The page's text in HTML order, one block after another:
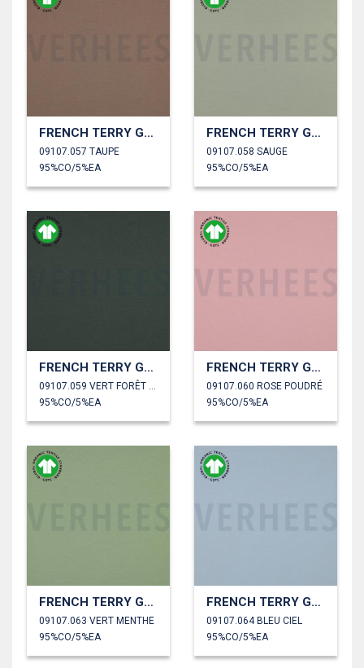
FRENCH TERRY GOTS
09107.057 TAUPE
95%CO/5%EA
FRENCH TERRY GOTS
09107.058 SAUGE
95%CO/5%EA
FRENCH TERRY GOTS
95%CO/5%EA
FRENCH TERRY GOTS
09107.060 ROSE POUDRÉ
95%CO/5%EA
FRENCH TERRY GOTS
09107.063 VERT MENTHE
95%CO/5%EA
FRENCH TERRY GOTS
09107.064 BLEU CIEL
95%CO/5%EA